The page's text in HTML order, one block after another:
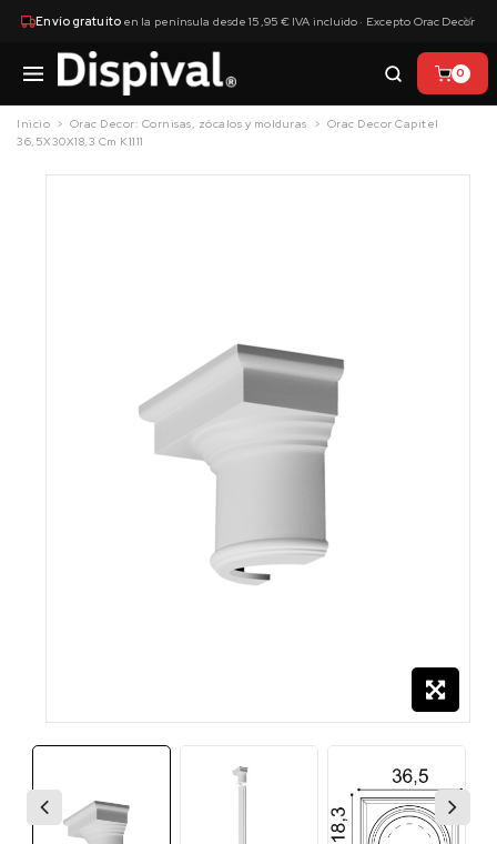
Envío gratuitoen la península desde 15,95 € IVA incluido · Excepto Orac Decor
×
0
Inicio Orac Decor: Cornisas, zócalos y molduras
Orac Decor Capitel
36,5X30X18,3 Cm K1111